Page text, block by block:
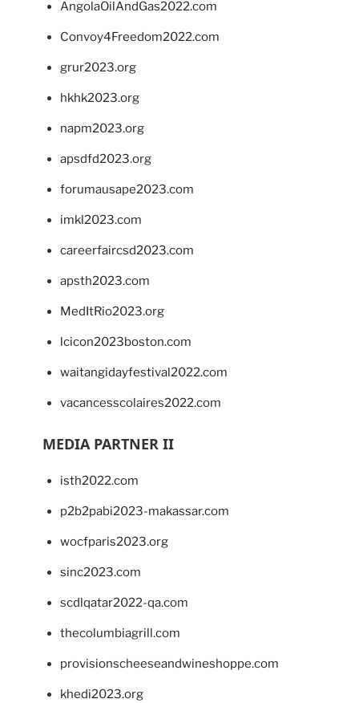
AngolaOilAndGas2022.com
Convoy4Freedom2022.com
grur2023.org
hkhk2023.org
napm2023.org
apsdfd2023.org
forumausape2023.com
imkl2023.com
careerfaircsd2023.com
apsth2023.com
MedItRio2023.org
lcicon2023boston.com
waitangidayfestival2022.com
vacancesscolaires2022.com
MEDIA PARTNER II
isth2022.com
p2b2pabi2023-makassar.com
wocfparis2023.org
sinc2023.com
scdlqatar2022-qa.com
thecolumbiagrill.com
provisionscheeseandwineshoppe.com
khedi2023.org